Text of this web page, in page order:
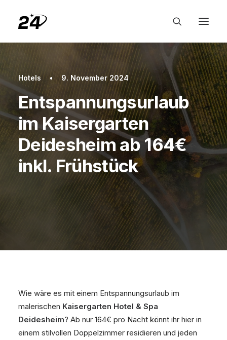
Hotels • 9. November 2024
Entspannungsurlaub
im Kaisergarten
Deidesheim ab 164€
inkl. Frühstück
Wie wäre es mit einem Entspannungsurlaub im
malerischen Kaisergarten Hotel & Spa
Deidesheim? Ab nur 164€ pro Nacht könnt ihr hier in
einem stilvollen Doppelzimmer residieren und jeden